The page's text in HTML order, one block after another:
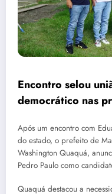
Encontro selou
democrático nas
Após um encontro com
do estado, o prefeito de
Washington Quaquá,
Pedro Paulo como
Quaquá destacou a